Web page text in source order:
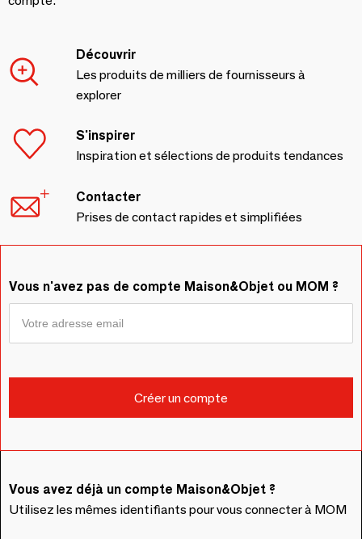
Découvrir
Les produits de milliers de fournisseurs à
explorer
S'inspirer
Inspiration et sélections de produits tendances
Contacter
Prises de contact rapides et simplifiées
Vous n'avez pas de compte Maison&Objet ou MOM ?
Vous avez déjà un compte Maison&Objet ?
Utilisez les mêmes identifiants pour vous connecter à MOM